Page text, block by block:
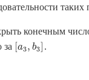
конечным
за [a3, b3]
a3,b3] .